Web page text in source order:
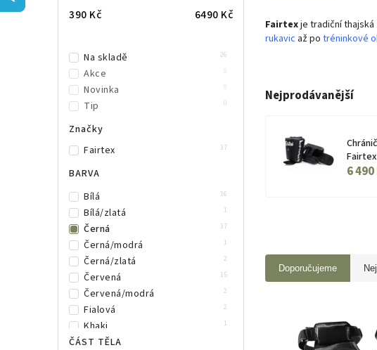
390 Kč 6490 Kč
Na skladě 26
Akce 0
Novinka 0
Tip 0
Značky
Fairtex
37
BARVA
Bílá
16
Bílá/zlatá 1
Černá 37
Černá/modrá 1
Černá/zlatá 2
Červená 15
Červená/modrá 2
Fialová 2
Khaki 1
Modrá
ČÁST TĚLA
Fairtexje tradiční
rukavic až po tréninkové
Nejprodávanější
6 490
Doporučujeme